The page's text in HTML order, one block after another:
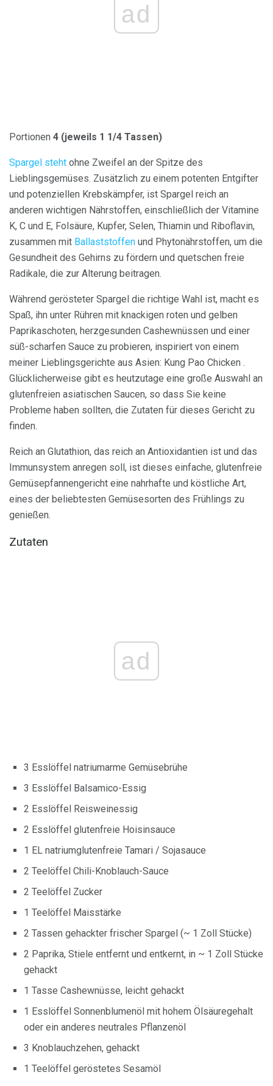
ad
Portionen 4 (jeweils 1 1/4 Tassen)
Spargel steht ohne Zweifel an der Spitze des
Lieblingsgemüses. Zusätzlich zu einem potenten Entgifter
und potenziellen Krebskämpfer, ist Spargel reich an
anderen wichtigen Nährstoffen, einschließlich der Vitamine
K, C und E, Folsäure, Kupfer, Selen, Thiamin und Riboflavin,
zusammen mit Ballaststoffen und Phytonährstoffen, um die
Gesundheit des Gehirns zu fördern und quetschen freie
Radikale, die zur Alterung beitragen.
Während gerösteter Spargel die richtige Wahl ist, macht es
Spaß, ihn unter Rühren mit knackigen roten und gelben
Paprikaschoten, herzgesunden Cashewnüssen und einer
süß-scharfen Sauce zu probieren, inspiriert von einem
meiner Lieblingsgerichte aus Asien: Kung Pao Chicken .
Glücklicherweise gibt es heutzutage eine große Auswahl an
glutenfreien asiatischen Saucen, so dass Sie keine
Probleme haben sollten, die Zutaten für dieses Gericht zu
finden.
Reich an Glutathion, das reich an Antioxidantien ist und das
Immunsystem anregen soll, ist dieses einfache, glutenfreie
Gemüsepfannengericht eine nahrhafte und köstliche Art,
eines der beliebtesten Gemüsesorten des Frühlings zu
genießen.
Zutaten
ad
3 Esslöffel natriumarme Gemüsebrühe
3 Esslöffel Balsamico-Essig
2 Esslöffel Reisweinessig
2 Esslöffel glutenfreie Hoisinsauce
1 EL natriumglutenfreie Tamari / Sojasauce
2 Teelöffel Chili-Knoblauch-Sauce
2 Teelöffel Zucker
1 Teelöffel Maisstärke
2 Tassen gehackter frischer Spargel (~ 1 Zoll Stücke)
2 Paprika, Stiele entfernt und entkernt, in ~ 1 Zoll Stücke
gehackt
1 Tasse Cashewnüsse, leicht gehackt
1 Esslöffel Sonnenblumenöl mit hohem Ölsäuregehalt
oder ein anderes neutrales Pflanzenöl
3 Knoblauchzehen, gehackt
1 Teelöffel geröstetes Sesamöl